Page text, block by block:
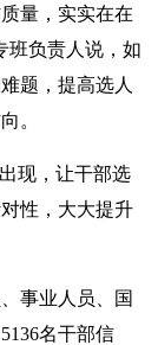
量，实实在在
班负责人说，如
题，提高选人
。
现，让干部选
性，大大提升
事业人员、国
名干部信